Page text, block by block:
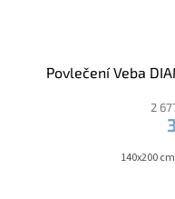
Povlečení Veba
2
140x200